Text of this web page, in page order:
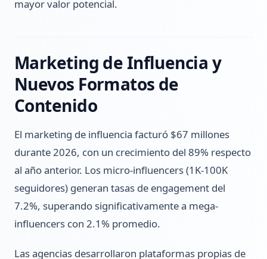
mayor valor potencial.
Marketing de Influencia y
Nuevos Formatos de
Contenido
El marketing de influencia facturó $67 millones
durante 2026, con un crecimiento del 89% respecto
al año anterior. Los micro-influencers (1K-100K
seguidores) generan tasas de engagement del
7.2%, superando significativamente a mega-
influencers con 2.1% promedio.
Las agencias desarrollaron plataformas propias de